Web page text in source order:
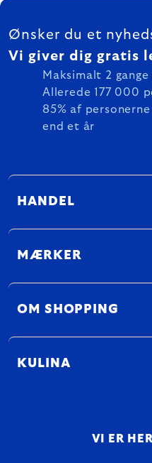
FOOTER
Ønsker du et
Vi giver dig gratis
Maksimalt 2 gange
Allerede 177 000
85% af
end et år
HANDEL
MÆRKER
OM SHOPPING
KULINA
VI ER